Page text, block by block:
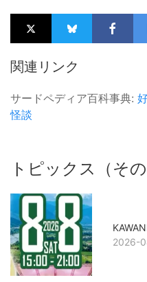
関連リンク
サードペディア百科事典:
怪談
トピックス（その
2026-